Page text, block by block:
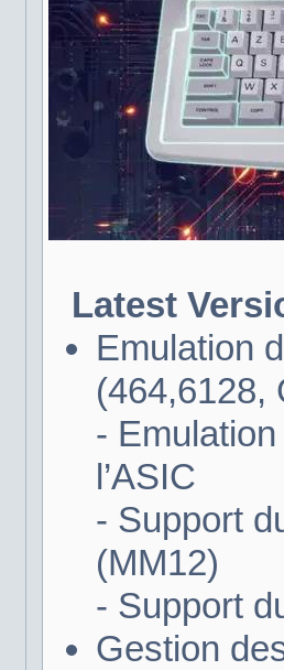
Latest
Emulation
(464,6128,
-
l’ASIC
- Support
(MM12)
- Support
Gestion